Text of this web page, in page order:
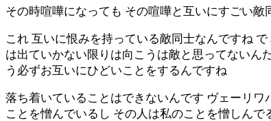
その時喧嘩になっても その喧嘩と互いにすごい敵
これ 互いに恨みを持っている敵同士なんですね
は出ていかない限りは向こうは敵と思ってないん
う必ずお互いにひどいことをするんですね
落ち着いていることはできないんです ヴェーリ
ことを憎んでいるし その人は私のことを憎しん